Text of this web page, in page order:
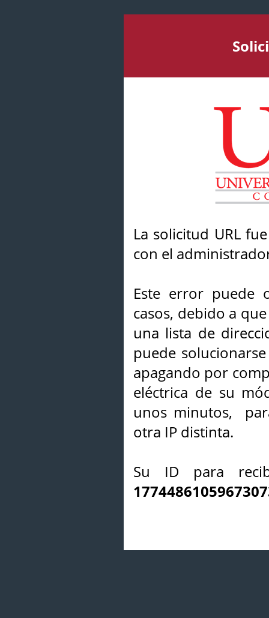
La solicitud URL
con el
Este error puede
casos, debido a
una lista de
puede
apagando por
eléctrica de su
unos minutos,
otra IP distinta.
Su ID para